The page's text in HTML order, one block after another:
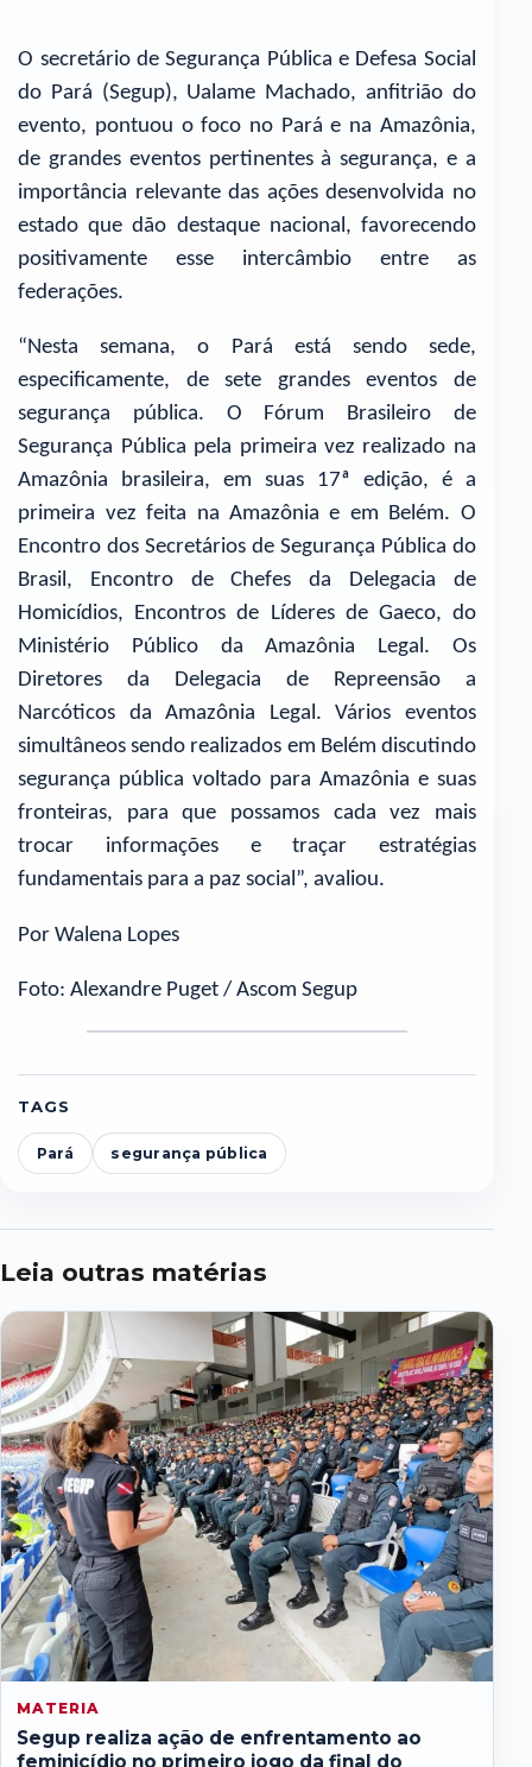
O secretário de Segurança Pública e Defesa Social
do Pará (Segup), Ualame Machado, anfitrião do
evento, pontuou o foco no Pará e na Amazônia,
de grandes eventos pertinentes à segurança, e a
importância relevante das ações desenvolvida no
estado que dão destaque nacional, favorecendo
positivamente esse intercâmbio entre as
federações.
“Nesta semana, o Pará está sendo sede,
especificamente, de sete grandes eventos de
segurança pública. O Fórum Brasileiro de
Segurança Pública pela primeira vez realizado na
Amazônia brasileira, em suas 17ª edição, é a
primeira vez feita na Amazônia e em Belém. O
Encontro dos Secretários de Segurança Pública do
Brasil, Encontro de Chefes da Delegacia de
Homicídios, Encontros de Líderes de Gaeco, do
Ministério Público da Amazônia Legal. Os
Diretores da Delegacia de Repreensão a
Narcóticos da Amazônia Legal. Vários eventos
simultâneos sendo realizados em Belém discutindo
segurança pública voltado para Amazônia e suas
fronteiras, para que possamos cada vez mais
trocar informações e traçar estratégias
fundamentais para a paz social”, avaliou.
Por Walena Lopes
Foto: Alexandre Puget / Ascom Segup
TAGS
Pará segurança pública
Leia outras matérias
MATERIA
Segup realiza ação de enfrentamento ao
feminicídio no primeiro jogo da final do